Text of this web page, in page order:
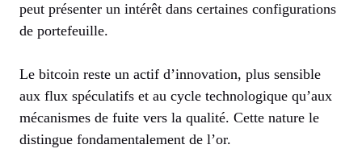
peut présenter un intérêt dans certaines configurations
de portefeuille.
Le bitcoin reste un actif d’innovation, plus sensible
aux flux spéculatifs et au cycle technologique qu’aux
mécanismes de fuite vers la qualité. Cette nature le
distingue fondamentalement de l’or.